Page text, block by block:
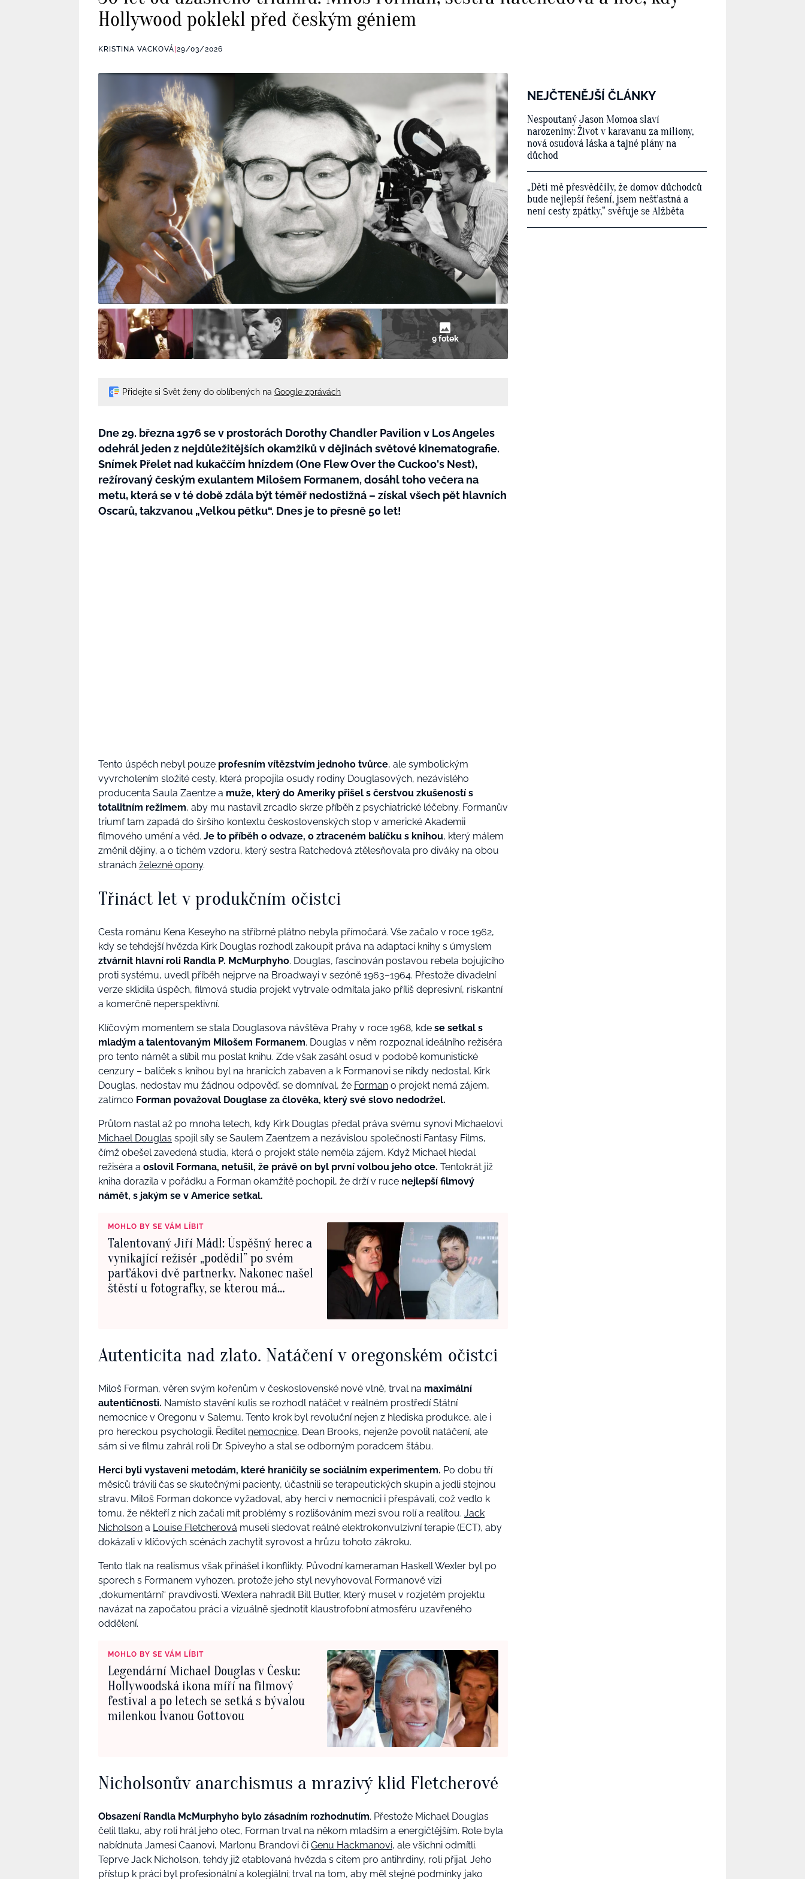
Hollywood poklekl před českým géniem
KRISTINA VACKOVÁ 29/03/2026
9 fotek
Přidejte si Svět ženy do oblíbených na Google zprávách
Dne 29. března 1976 se v prostorách Dorothy Chandler Pavilion v Los Angeles
odehrál jeden z nejdůležitějších okamžiků v dějinách světové kinematografie.
Snímek Přelet nad kukaččím hnízdem (One Flew Over the Cuckoo's Nest),
režírovaný českým exulantem Milošem Formanem, dosáhl toho večera na
metu, která se v té době zdála být téměř nedostižná – získal všech pět hlavních
Oscarů, takzvanou „Velkou pětku“. Dnes je to přesně 50 let!
Tento úspěch nebyl pouze profesním vítězstvím jednoho tvůrce, ale symbolickým
vyvrcholením složité cesty, která propojila osudy rodiny Douglasových, nezávislého
producenta Saula Zaentze a muže, který do Ameriky přišel s čerstvou zkušeností s
totalitním režimem, aby mu nastavil zrcadlo skrze příběh z psychiatrické léčebny. Formanův
triumf tam zapadá do širšího kontextu československých stop v americké Akademii
filmového umění a věd. Je to příběh o odvaze, o ztraceném balíčku s knihou, který málem
změnil dějiny, a o tichém vzdoru, který sestra Ratchedová ztělesňovala pro diváky na obou
stranách železné opony.
Třináct let v produkčním očistci
Cesta románu Kena Keseyho na stříbrné plátno nebyla přímočará. Vše začalo v roce 1962,
kdy se tehdejší hvězda Kirk Douglas rozhodl zakoupit práva na adaptaci knihy s úmyslem
ztvárnit hlavní roli Randla P. McMurphyho. Douglas, fascinován postavou rebela bojujícího
proti systému, uvedl příběh nejprve na Broadwayi v sezóně 1963–1964. Přestože divadelní
verze sklidila úspěch, filmová studia projekt vytrvale odmítala jako příliš depresivní, riskantní
a komerčně neperspektivní.
Klíčovým momentem se stala Douglasova návštěva Prahy v roce 1968, kde se setkal s
mladým a talentovaným Milošem Formanem. Douglas v něm rozpoznal ideálního režiséra
pro tento námět a slíbil mu poslat knihu. Zde však zasáhl osud v podobě komunistické
cenzury – balíček s knihou byl na hranicích zabaven a k Formanovi se nikdy nedostal. Kirk
Douglas, nedostav mu žádnou odpověď, se domníval, že Forman o projekt nemá zájem,
zatímco Forman považoval Douglase za člověka, který své slovo nedodržel.
Průlom nastal až po mnoha letech, kdy Kirk Douglas předal práva svému synovi Michaelovi.
Michael Douglas spojil síly se Saulem Zaentzem a nezávislou společností Fantasy Films,
čímž obešel zavedená studia, která o projekt stále neměla zájem. Když Michael hledal
režiséra a oslovil Formana, netušil, že právě on byl první volbou jeho otce. Tentokrát již
kniha dorazila v pořádku a Forman okamžitě pochopil, že drží v ruce nejlepší filmový
námět, s jakým se v Americe setkal.
MOHLO BY SE VÁM LÍBIT
Talentovaný Jiří Mádl: Úspěšný herec a
vynikající režisér „podědil” po svém
parťákovi dvě partnerky. Nakonec našel
štěstí u fotografky, se kterou má
Autenticita nad zlato. Natáčení v oregonském očistci
Miloš Forman, věren svým kořenům v československé nové vlně, trval na maximální
autentičnosti. Namísto stavění kulis se rozhodl natáčet v reálném prostředí Státní
nemocnice v Oregonu v Salemu. Tento krok byl revoluční nejen z hlediska produkce, ale i
pro hereckou psychologii. Ředitel nemocnice, Dean Brooks, nejenže povolil natáčení, ale
sám si ve filmu zahrál roli Dr. Spiveyho a stal se odborným poradcem štábu.
Herci byli vystaveni metodám, které hraničily se sociálním experimentem. Po dobu tří
měsíců trávili čas se skutečnými pacienty, účastnili se terapeutických skupin a jedli stejnou
stravu. Miloš Forman dokonce vyžadoval, aby herci v nemocnici i přespávali, což vedlo k
tomu, že někteří z nich začali mít problémy s rozlišováním mezi svou rolí a realitou. Jack
Nicholson a Louise Fletcherová museli sledovat reálné elektrokonvulzivní terapie (ECT), aby
dokázali v klíčových scénách zachytit syrovost a hrůzu tohoto zákroku.
Tento tlak na realismus však přinášel i konflikty. Původní kameraman Haskell Wexler byl po
sporech s Formanem vyhozen, protože jeho styl nevyhovoval Formanově vizi
„dokumentární“ pravdivosti. Wexlera nahradil Bill Butler, který musel v rozjetém projektu
navázat na započatou práci a vizuálně sjednotit klaustrofobní atmosféru uzavřeného
oddělení.
MOHLO BY SE VÁM LÍBIT
Legendární Michael Douglas v Česku:
Hollywoodská ikona míří na filmový
festival a po letech se setká s bývalou
milenkou Ivanou Gottovou
Nicholsonův anarchismus a mrazivý klid Fletcherové
Obsazení Randla McMurphyho bylo zásadním rozhodnutím. Přestože Michael Douglas
čelil tlaku, aby roli hrál jeho otec, Forman trval na někom mladším a energičtějším. Role byla
nabídnuta Jamesi Caanovi, Marlonu Brandovi či Genu Hackmanovi, ale všichni odmítli.
Teprve Jack Nicholson, tehdy již etablovaná hvězda s citem pro antihrdiny, roli přijal. Jeho
přístup k práci byl profesionální a kolegiální; trval na tom, aby měl stejné podmínky jako
NEJČTENĚJŠÍ ČLÁNKY
Nespoutaný Jason Momoa slaví
narozeniny: Život v karavanu za miliony,
nová osudová láska a tajné plány na
důchod
„Děti mě přesvědčily, že domov důchodců
bude nejlepší řešení, jsem nešťastná a
není cesty zpátky,“ svěřuje se Alžběta